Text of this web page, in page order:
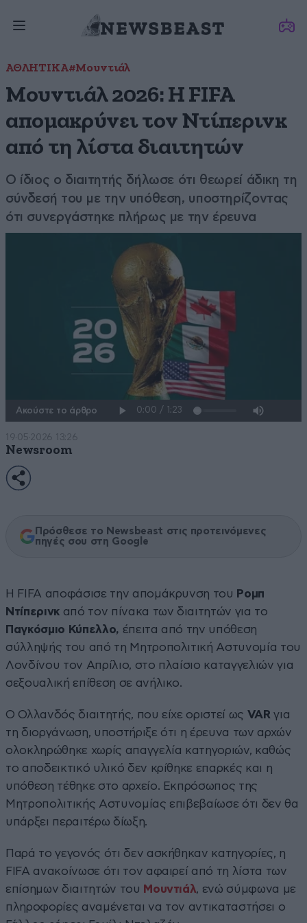
ΑΘΛΗΤΙΚΑ#Μουντιάλ
Μουντιάλ 2026: Η FIFA
απομακρύνει τον Ντίπερινκ
από τη λίστα διαιτητών
O ίδιος ο διαιτητής δήλωσε ότι θεωρεί άδικη τη
σύνδεσή του με την υπόθεση, υποστηρίζοντας
ότι συνεργάστηκε πλήρως με την έρευνα
Ακούστε το άρθρο
19·05·2026 13:26
Newsroom
Πρόσθεσε το Newsbeast στις προτεινόμενες
πηγές σου στη Google
Η FIFA αποφάσισε την απομάκρυνση του Ρομπ
Ντίπερινκαπό τον πίνακα των διαιτητών για το
Παγκόσμιο Κύπελλο, έπειτα από την υπόθεση
σύλληψής του από τη Μητροπολιτική Αστυνομία του
Λονδίνου τον Απρίλιο, στο πλαίσιο καταγγελιών για
σεξουαλική επίθεση σε ανήλικο.
Ο Ολλανδός διαιτητής, που είχε οριστεί ως VARγια
τη διοργάνωση, υποστήριξε ότι η έρευνα των αρχών
ολοκληρώθηκε χωρίς απαγγελία κατηγοριών, καθώς
το αποδεικτικό υλικό δεν κρίθηκε επαρκές και η
υπόθεση τέθηκε στο αρχείο. Εκπρόσωπος της
Μητροπολιτικής Αστυνομίας επιβεβαίωσε ότι δεν θα
υπάρξει περαιτέρω δίωξη.
Παρά το γεγονός ότι δεν ασκήθηκαν κατηγορίες, η
FIFA ανακοίνωσε ότι τον αφαιρεί από τη λίστα των
επίσημων διαιτητών του Moυντιάλ, ενώ σύμφωνα με
πληροφορίες αναμένεται να τον αντικαταστήσει ο